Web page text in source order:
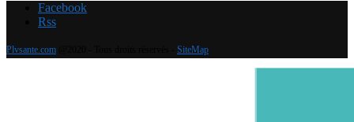
Facebook
Rss
Plvsante.com SiteMap